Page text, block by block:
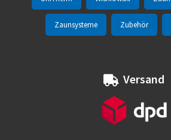
Zaunsysteme Zubehör
Versand